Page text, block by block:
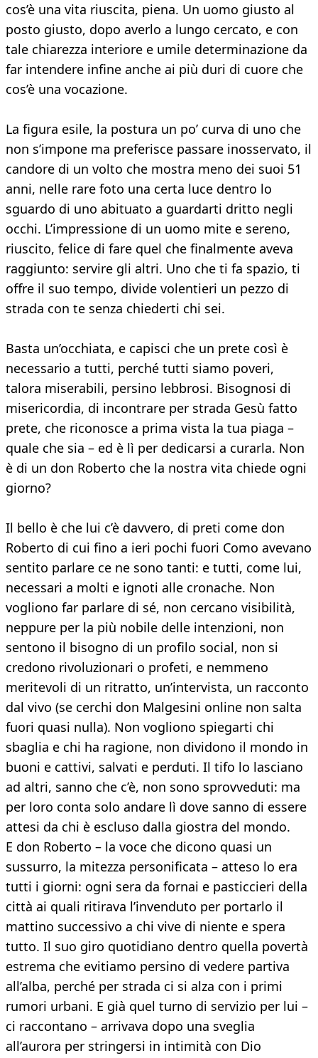
cos’è una vita riuscita, piena. Un uomo giusto al
posto giusto, dopo averlo a lungo cercato, e con
tale chiarezza interiore e umile determinazione da
far intendere infine anche ai più duri di cuore che
cos’è una vocazione.
La figura esile, la postura un po’ curva di uno che
non s’impone ma preferisce passare inosservato, il
candore di un volto che mostra meno dei suoi 51
anni, nelle rare foto una certa luce dentro lo
sguardo di uno abituato a guardarti dritto negli
occhi. L’impressione di un uomo mite e sereno,
riuscito, felice di fare quel che finalmente aveva
raggiunto: servire gli altri. Uno che ti fa spazio, ti
offre il suo tempo, divide volentieri un pezzo di
strada con te senza chiederti chi sei.
Basta un’occhiata, e capisci che un prete così è
necessario a tutti, perché tutti siamo poveri,
talora miserabili, persino lebbrosi. Bisognosi di
misericordia, di incontrare per strada Gesù fatto
prete, che riconosce a prima vista la tua piaga –
quale che sia – ed è lì per dedicarsi a curarla. Non
è di un don Roberto che la nostra vita chiede ogni
giorno?
Il bello è che lui c’è davvero, di preti come don
Roberto di cui fino a ieri pochi fuori Como avevano
sentito parlare ce ne sono tanti: e tutti, come lui,
necessari a molti e ignoti alle cronache. Non
vogliono far parlare di sé, non cercano visibilità,
neppure per la più nobile delle intenzioni, non
sentono il bisogno di un profilo social, non si
credono rivoluzionari o profeti, e nemmeno
meritevoli di un ritratto, un’intervista, un racconto
dal vivo (se cerchi don Malgesini online non salta
fuori quasi nulla). Non vogliono spiegarti chi
sbaglia e chi ha ragione, non dividono il mondo in
buoni e cattivi, salvati e perduti. Il tifo lo lasciano
ad altri, sanno che c’è, non sono sprovveduti: ma
per loro conta solo andare lì dove sanno di essere
attesi da chi è escluso dalla giostra del mondo.
E don Roberto – la voce che dicono quasi un
sussurro, la mitezza personificata – atteso lo era
tutti i giorni: ogni sera da fornai e pasticcieri della
città ai quali ritirava l’invenduto per portarlo il
mattino successivo a chi vive di niente e spera
tutto. Il suo giro quotidiano dentro quella povertà
estrema che evitiamo persino di vedere partiva
all’alba, perché per strada ci si alza con i primi
rumori urbani. E già quel turno di servizio per lui –
ci raccontano – arrivava dopo una sveglia
all’aurora per stringersi in intimità con Dio